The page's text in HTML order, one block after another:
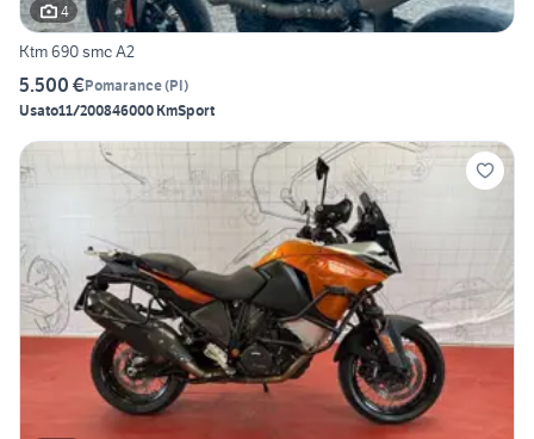
4
Ktm 690 smc A2
5.500 €Pomarance(PI)
Usato11/200846000 KmSport